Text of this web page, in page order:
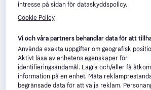
intresse på sidan för dataskyddspolicy.
Cookie Policy
Vi och våra partners behandlar data för att
Använda exakta uppgifter om geografisk
Aktivt läsa av enhetens egenskaper för
identifieringsändamål. Lagra och/eller få
information på en enhet. Mäta
begränsade data för att välja reklam.